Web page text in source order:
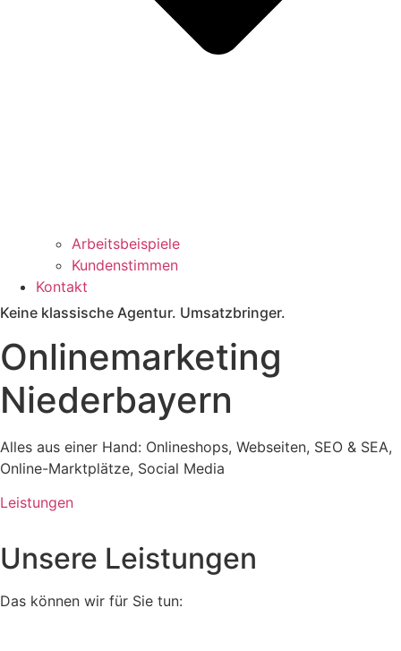
Arbeitsbeispiele
Kundenstimmen
Kontakt
Keine klassische Agentur. Umsatzbringer.
Onlinemarketing
Niederbayern
Alles aus einer Hand: Onlineshops, Webseiten, SEO & SEA,
Online-Marktplätze, Social Media
Leistungen
Unsere Leistungen
Das können wir für Sie tun: